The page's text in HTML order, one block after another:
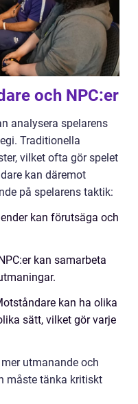
och NPC:er
analysera spelarens
Traditionella
vilket ofta gör spelet
kan däremot
på spelarens taktik:
kan förutsäga och
kan samarbeta
kan ha olika
sätt, vilket gör varje
utmanande och
måste tänka kritiskt